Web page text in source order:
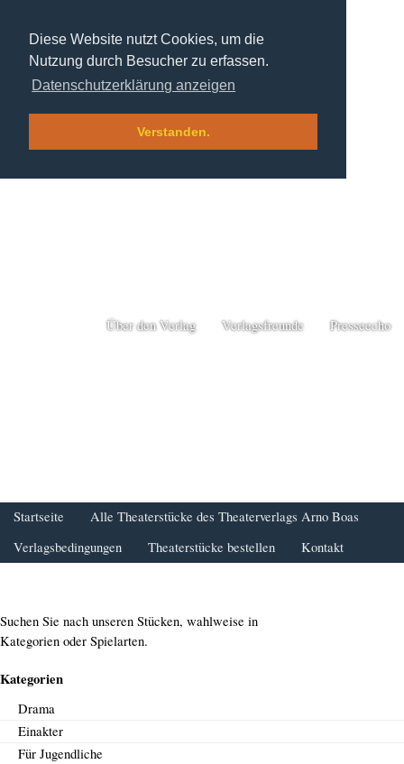
Diese Website nutzt Cookies, um die
Nutzung durch Besucher zu erfassen.
Datenschutzerklärung anzeigen
Verstanden.
Über den Verlag Verlagsfreunde Presseecho
Startseite
Alle Theaterstücke des Theaterverlags Arno Boas
Verlagsbedingungen
Theaterstücke bestellen Kontakt
Suchen Sie nach unseren Stücken, wahlweise in
Kategorien oder Spielarten.
Kategorien
Drama
Einakter
Für Jugendliche